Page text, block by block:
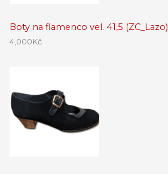
Boty na flamenco vel. 41,5 (ZC_Lazo)
4,000Kč